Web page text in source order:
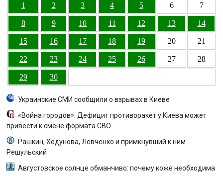
1
2 3 4 5 6 7
8 9 10 11 12 13 14
15 16 17 18 19 20 21
22 23 24 25 26 27 28
29 30
Украинские СМИ сообщили о взрывах в Киеве
«Война городов»: Дефицит противоракет у Киева может
привести к смене формата СВО
Рашкин, Ходунова, Левченко и примкнувший к ним
Решульский
Августовское солнце обманчиво: почему коже необходима